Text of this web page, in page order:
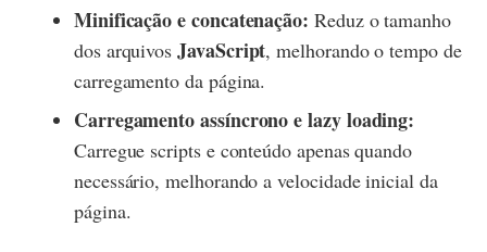
Minificação e concatenação: Reduz o tamanho
dos arquivosJavaScript, melhorando o tempo de
carregamento da página.
Carregamento assíncrono e lazy loading:
Carregue scripts e conteúdo apenas quando
necessário, melhorando a velocidade inicial da
página.